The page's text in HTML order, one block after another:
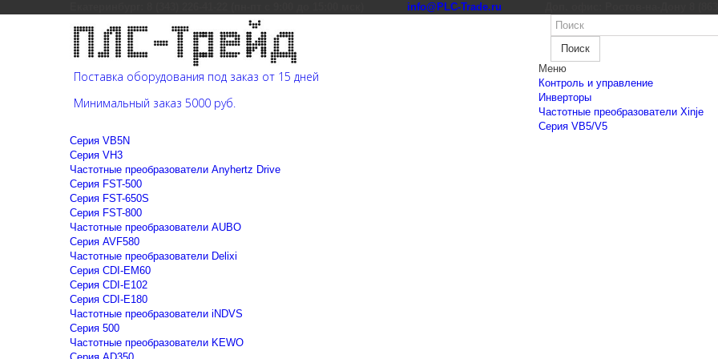
info@PLC-Trade.ru
Поставка оборудования под заказ от 15 дней
Минимальный заказ 5000 руб.
Поиск
Меню
Контроль и управление
Инверторы
Частотные преобразователи Xinje
Cерия VB5/V5
Cерия VB5N
Cерия VH3
Частотные преобразователи Anyhertz Drive
Серия FST-500
Серия FST-650S
Серия FST-800
Частотные преобразователи AUBO
Серия AVF580
Частотные преобразователи Delixi
Серия CDI-EM60
Серия CDI-E102
Серия CDI-E180
Частотные преобразователи iNDVS
Серия 500
Частотные преобразователи KEWO